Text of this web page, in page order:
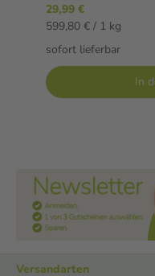
29,99 €
599,80 € / 1 kg
sofort lieferbar
In
Versandarten